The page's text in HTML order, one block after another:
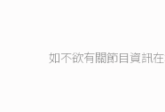
如不欲有關節目資訊